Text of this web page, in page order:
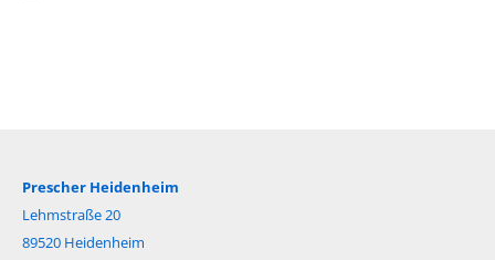
Prescher Heidenheim
Lehmstraße 20
89520 Heidenheim